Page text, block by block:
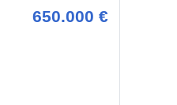
650.000 €